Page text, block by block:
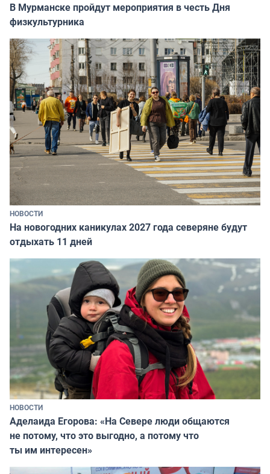
В Мурманске пройдут мероприятия в честь Дня
физкультурника
НОВОСТИ
На новогодних каникулах 2027 года северяне будут
отдыхать 11 дней
НОВОСТИ
Аделаида Егорова: «На Севере люди общаются
не потому, что это выгодно, а потому что
ты им интересен»